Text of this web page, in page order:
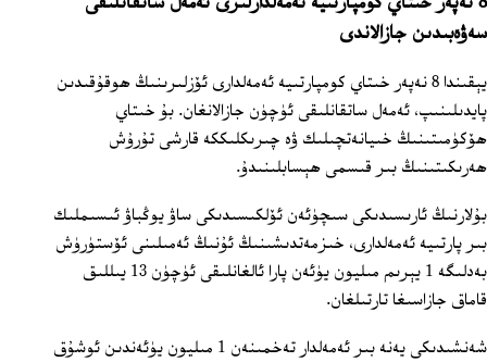
سەۋەبىدىن جازالاندى
يېقىندا 8 نەپەر خىتاي كومپارتىيە ئەمەلدارى ئۆزلىرىنىڭ ھوقۇقىدىن
پايدىلىنىپ، ئەمەل ساتقانلىقى ئۈچۈن جازالانغان. بۇ خىتاي
ھۆكۈمىتىنىڭ خىيانەتچىلىك ۋە چىرىكلىككە قارشى تۇرۇش
ھەرىكىتىنىڭ بىر قىسمى ھېسابلىنىدۇ.
بۇلارنىڭ ئارىسىدىكى سىچۈئەن ئۆلكىسىدىكى ساۋ يوڭباۋ ئىسىملىك
بىر پارتىيە ئەمەلدارى، خىزمەتدىشىنىڭ ئۇنىڭ ئەمىلىنى ئۆستۈرۈش
بەدلىگە 1 يېرىم مىليون يۈئەن پارا ئالغانلىقى ئۈچۈن 13 يىللىق
قاماق جازاسىغا تارتىلغان.
شەنشىدىكى يەنە بىر ئەمەلدار تەخمىنەن 1 مىليون يۈئەندىن ئوشۇق